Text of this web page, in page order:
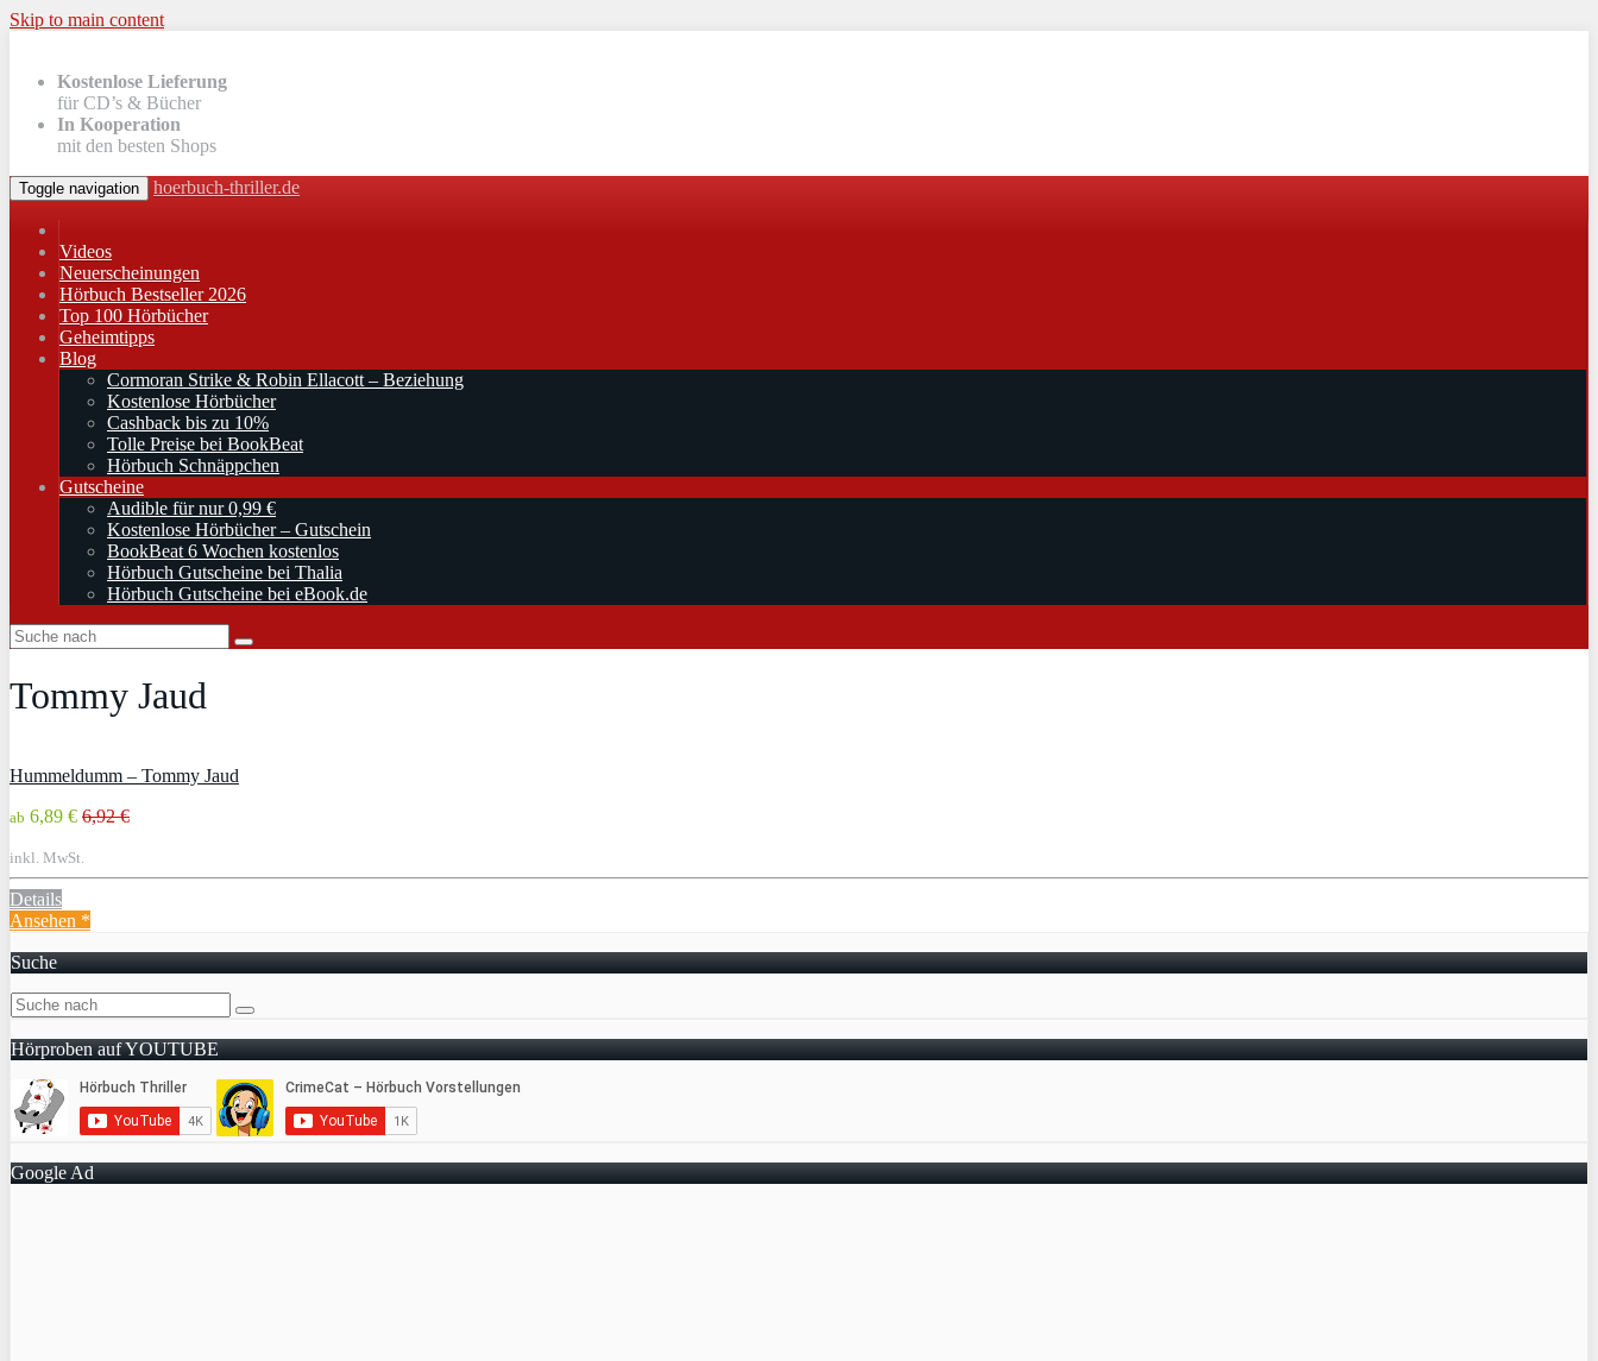
Skip to main content
Kostenlose Lieferung
für CD’s & Bücher
In Kooperation
mit den besten Shops
Toggle navigation hoerbuch-thriller.de
Videos
Neuerscheinungen
Hörbuch Bestseller 2026
Top 100 Hörbücher
Geheimtipps
Blog
Cormoran Strike & Robin Ellacott – Beziehung
Kostenlose Hörbücher
Cashback bis zu 10%
Tolle Preise bei BookBeat
Hörbuch Schnäppchen
Gutscheine
Audible für nur 0,99 €
Kostenlose Hörbücher – Gutschein
BookBeat 6 Wochen kostenlos
Hörbuch Gutscheine bei Thalia
Hörbuch Gutscheine bei eBook.de
Tommy Jaud
Hummeldumm – Tommy Jaud
ab 6,89 € 6,92 €
inkl. MwSt.
Details
Ansehen *
Suche
Hörproben auf YOUTUBE
Google Ad